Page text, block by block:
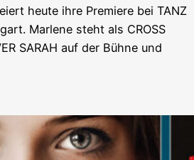
heute ihre Premiere bei TANZ
Marlene steht als CROSS
SARAH auf der Bühne und